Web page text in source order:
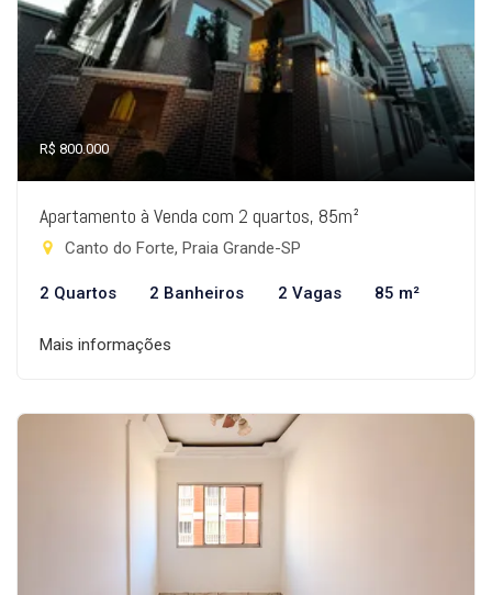
R$ 800.000
Apartamento à Venda com 2 quartos, 85m²
Canto do Forte, Praia Grande-SP
2 Quartos 2 Banheiros 2 Vagas 85 m²
Mais informações